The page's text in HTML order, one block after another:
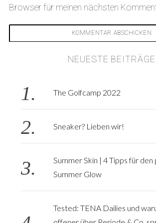
Browser für meinen nächsten
NEUESTE BEITRÄGE
The Golfcamp 2022
Sneaker? Lieben wir!
Summer Skin | 4 Tipps für
Summer Glow
Tested: TENA Dailies und